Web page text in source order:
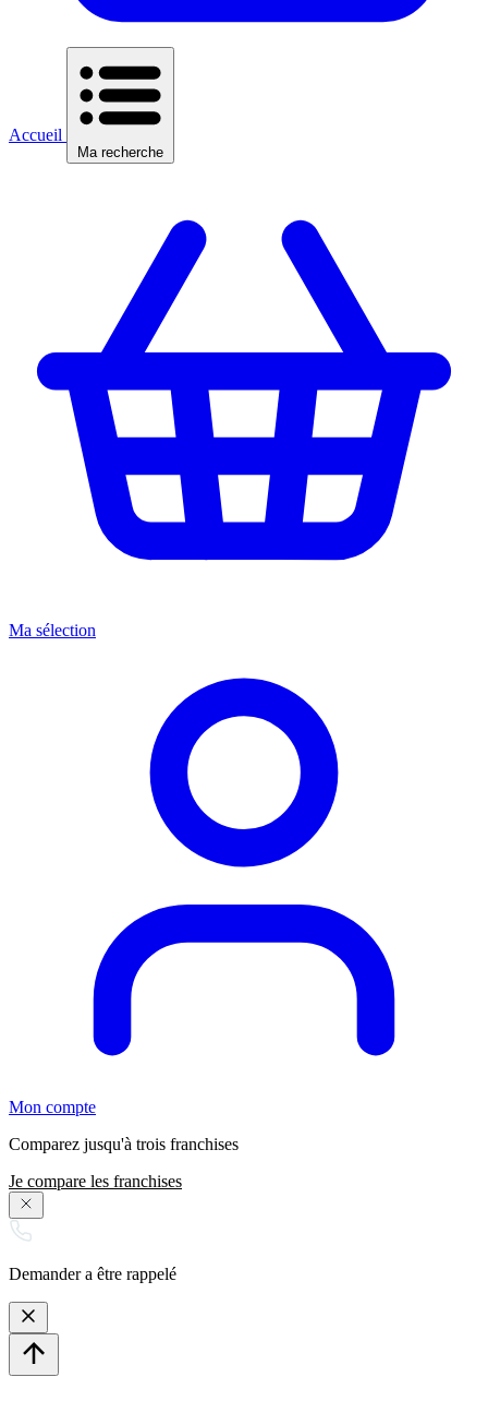
Accueil
Ma recherche
Ma sélection
Mon compte
Comparez jusqu'à trois franchises
Je compare les franchises
Demander a être rappelé